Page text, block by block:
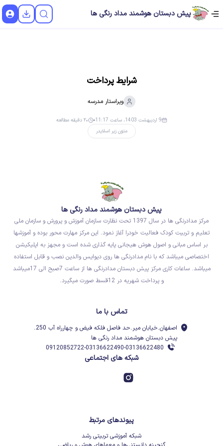
پیش دبستان هوشمند مداد رنگی ها
شرایط پرداخت
ویراستار مدرسه
متون زیر اسلایدر
9 اردیبهشت 1403، ساعت 11:17 ۲۰ دقیقه مطالعه
پیش دبستان هوشمند مداد رنگی ها
مرکز مدادرنگی ها در سال 1397 تحت نظارت سازمان آموزش و پرورش و سازمان ملی
تعلیم و تربیت کودک فعالیت خودرا آغاز نمود. این مرکز مهارت محور بوده و آموزشها
بر اساس مبانی و اصول هوش هیجانی پایه گذاری شده است و مجهز به اپلیکیشن
اختصاصی میباشد که با نام مدادرنگی ها روی دیوایس والدین نصب و قابل استفاده
میباشد. ساعات کاری مرکز پیش دبستان مدادرنگی ها از ساعت 7صبح الی 17میباشد
و پرداخت شهریه در 12قسط صورت میگیرد.
تماس با ما
اصفهان.خیابان میر.حد فاصل فلکه فیض و چهارراه آب 250.
پیش دبستان هوشمند مداد رنگی ها
09120852722-03136622490-03136622480
شبکه های اجتماعی
پیوندهای مرتبط
شبکه آموزشی تربیتی رشد